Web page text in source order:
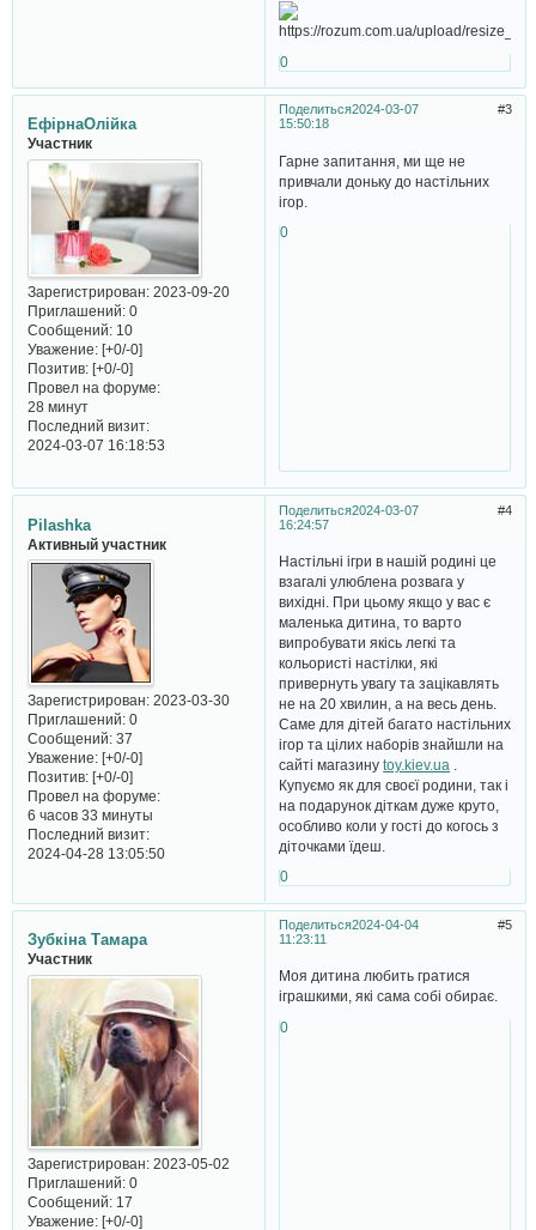
0
Поделиться 3
2024-03-07
15:50:18
ЕфірнаОлійка
Участник
Зарегистрирован: 2023-09-20
Приглашений:0
Сообщений:10
Уважение: [+0/-0]
Позитив: [+0/-0]
Провел на форуме:
28 минут
Последний визит:
2024-03-07 16:18:53
Гарне запитання, ми ще не
привчали доньку до настільних
ігор.
0
Поделиться 4
2024-03-07
16:24:57
Pilashka
Активный участник
Зарегистрирован: 2023-03-30
Приглашений:0
Сообщений:37
Уважение: [+0/-0]
Позитив: [+0/-0]
Провел на форуме:
6 часов 33 минуты
Последний визит:
2024-04-28 13:05:50
Настільні ігри в нашій родині це
взагалі улюблена розвага у
вихідні. При цьому якщо у вас є
маленька дитина, то варто
випробувати якісь легкі та
кольористі настілки, які
привернуть увагу та зацікавлять
не на 20 хвилин, а на весь день.
Саме для дітей багато настільних
ігор та цілих наборів знайшли на
сайті магазинуtoy.kiev.ua
Купуємо як для своєї родини, так і
на подарунок діткам дуже круто,
особливо коли у гості до когось з
діточками їдеш.
0
Поделиться 5
2024-04-04
11:23:11
Зубкіна Тамара
Участник
Зарегистрирован: 2023-05-02
Приглашений:0
Сообщений:17
Уважение: [+0/-0]
Моя дитина любить гратися
іграшкими, які сама собі обирає.
0